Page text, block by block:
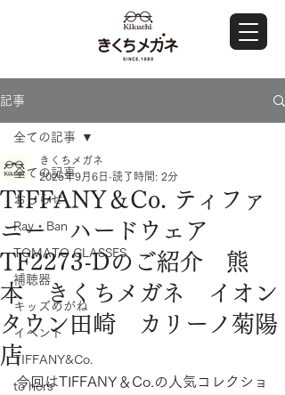
記事
全ての記事
おしらせ
Ray・Ban
TOMATO GLASSES
補聴器
キッズめがね
イベント
TIFFANY&Co.
to hers
全ての記事
TIFFANY＆Co. ティファ
ニー ハードウェア
TF2273-Dのご紹介 熊
本 きくちメガネ イオン
タウン田崎 カリーノ菊陽
店
きくちメガネ
2025年9月6日 読了時間: 2分
今回はTIFFANY＆Co.の人気コレクショ